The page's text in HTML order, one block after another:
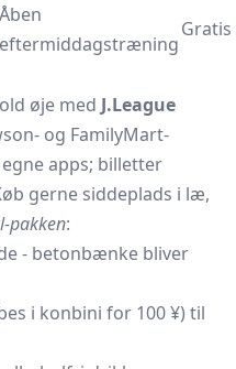
Åben
eftermiddagstræning
Gratis
øje med J.League
og FamilyMart-
apps; billetter
gerne siddeplads i læ,
pakken:
- betonbænke bliver
i konbini for 100 ¥) til